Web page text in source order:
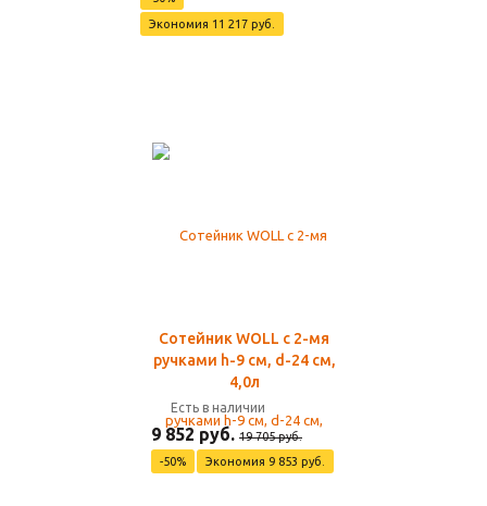
Экономия 11 217 руб.
Сотейник WOLL с 2-мя
ручками h-9 см, d-24 см,
4,0л
Есть в наличии
9 852 руб. 19 705 руб.
-50%
Экономия 9 853 руб.